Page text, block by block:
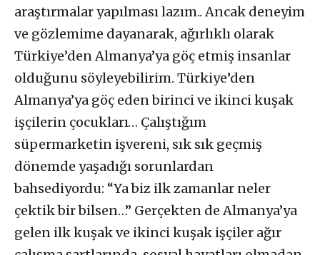
araştırmalar yapılması lazım.. Ancak deneyim
ve gözlemime dayanarak, ağırlıklı olarak
Türkiye’den Almanya’ya göç etmiş insanlar
olduğunu söyleyebilirim. Türkiye’den
Almanya’ya göç eden birinci ve ikinci kuşak
işçilerin çocukları… Çalıştığım
süpermarketin işvereni, sık sık geçmiş
dönemde yaşadığı sorunlardan
bahsediyordu: “Ya biz ilk zamanlar neler
çektik bir bilsen…” Gerçekten de Almanya’ya
gelen ilk kuşak ve ikinci kuşak işçiler ağır